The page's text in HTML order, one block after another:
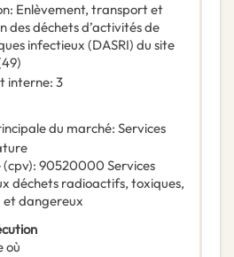
: Enlèvement, transport et
des déchets d’activités de
infectieux (DASRI) du site
interne: 3
du marché: Services
(cpv): 90520000 Services
déchets radioactifs, toxiques,
et dangereux
où